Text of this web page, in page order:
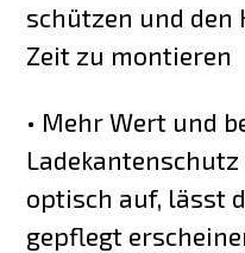
schützen und
Zeit zu montieren
• Mehr Wert und
optisch auf, lässt
gepflegt